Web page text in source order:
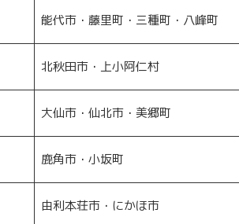
能代市・藤里町・三種町・八峰町
北秋田市・上小阿仁村
大仙市・仙北市・美郷町
鹿角市・小坂町
由利本荘市・にかほ市